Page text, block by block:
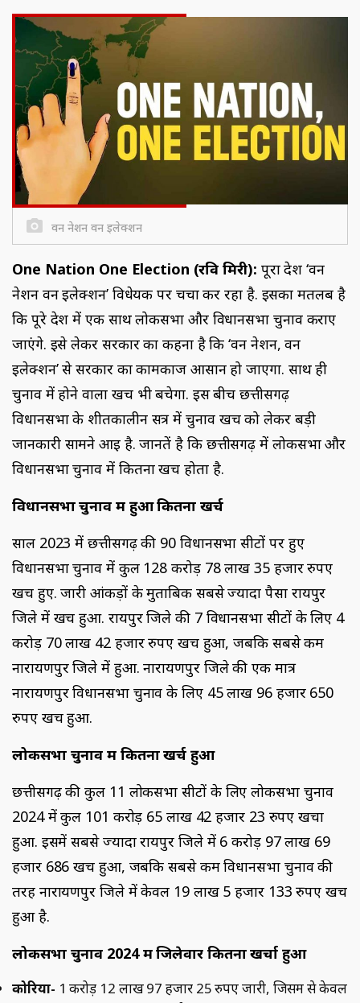
वन नेशन वन इलेक्शन
One Nation One Election (रवि मिरी): पूरा देश ‘वन
नेशन वन इलेक्शन’ विधेयक पर चर्चा कर रहा है. इसका मतलब है
कि पूरे देश में एक साथ लोकसभा और विधानसभा चुनाव कराए
जाएंगे. इसे लेकर सरकार का कहना है कि ‘वन नेशन, वन
इलेक्शन’ से सरकार का कामकाज आसान हो जाएगा. साथ ही
चुनाव में होने वाला खर्च भी बचेगा. इस बीच छत्तीसगढ़
विधानसभा के शीतकालीन सत्र में चुनाव खर्च को लेकर बड़ी
जानकारी सामने आई है. जानतें है कि छत्तीसगढ़ में लोकसभा और
विधानसभा चुनाव में कितना खर्च होता है.
विधानसभा चुनाव में हुआ कितना खर्च
साल 2023 में छत्तीसगढ़ की 90 विधानसभा सीटों पर हुए
विधानसभा चुनाव में कुल 128 करोड़ 78 लाख 35 हजार रुपए
खर्च हुए. जारी आंकड़ों के मुताबिक सबसे ज्यादा पैसा रायपुर
जिले में खर्च हुआ. रायपुर जिले की 7 विधानसभा सीटों के लिए 4
करोड़ 70 लाख 42 हजार रुपए खर्च हुआ, जबकि सबसे कम
नारायणपुर जिले में हुआ. नारायणपुर जिले की एक मात्र
नारायणपुर विधानसभा चुनाव के लिए 45 लाख 96 हजार 650
रुपए खर्च हुआ.
लोकसभा चुनाव में कितना खर्च हुआ
छत्तीसगढ़ की कुल 11 लोकसभा सीटों के लिए लोकसभा चुनाव
2024 में कुल 101 करोड़ 65 लाख 42 हजार 23 रुपए खर्चा
हुआ. इसमें सबसे ज्यादा रायपुर जिले में 6 करोड़ 97 लाख 69
हजार 686 खर्च हुआ, जबकि सबसे कम विधानसभा चुनाव की
तरह नारायणपुर जिले में केवल 19 लाख 5 हजार 133 रुपए खर्च
हुआ है.
लोकसभा चुनाव 2024 में जिलेवार कितना खर्चा हुआ
कोरिया- 1 करोड़ 12 लाख 97 हजार 25 रुपए जारी, जिसमें से केवल